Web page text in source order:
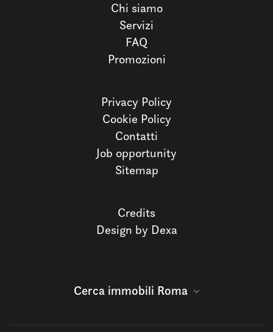
Chi siamo
Servizi
FAQ
Promozioni
Privacy Policy
Cookie Policy
Contatti
Job opportunity
Sitemap
Credits
Design by Dexa
Cerca immobili Roma